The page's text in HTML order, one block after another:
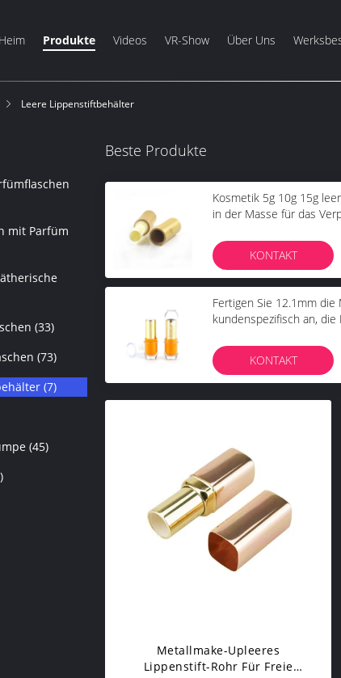
Heim Produkte Videos VR-Show Über Uns
Leere Lippenstiftbehälter
mit Parfüm
(33)
(73)
(7)
(45)
Beste Produkte
Kosmetik 5g 10g 15g
in der Masse für das
KONTAKT
Fertigen Sie 12.1mm
kundenspezifisch an, die
KONTAKT
Metallmake-Upleeres
Lippenstift-Rohr Für Freie